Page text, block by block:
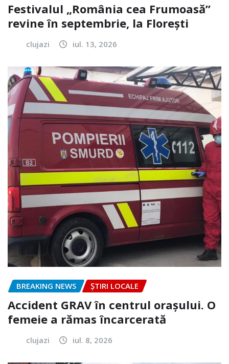
Festivalul „România cea Frumoasă”
revine în septembrie, la Florești
clujazi iul. 13, 2026
BREAKING NEWS ȘTIRI LOCALE
Accident GRAV în centrul orașului. O
femeie a rămas încarcerată
clujazi iul. 8, 2026